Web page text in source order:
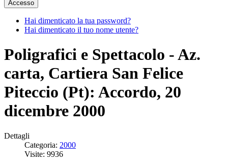
Accesso
Hai dimenticato la tua password?
Hai dimenticato il tuo nome utente?
Poligrafici e Spettacolo - Az.
carta, Cartiera San Felice
Piteccio (Pt): Accordo, 20
dicembre 2000
Dettagli
Categoria: 2000
Visite: 9936